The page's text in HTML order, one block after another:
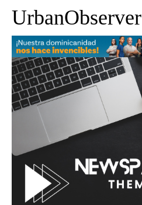
UrbanObserver